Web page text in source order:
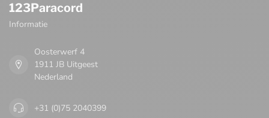
123Paracord
Informatie
Oosterwerf 4
1911 JB Uitgeest
Nederland
+31 (0)75 2040399